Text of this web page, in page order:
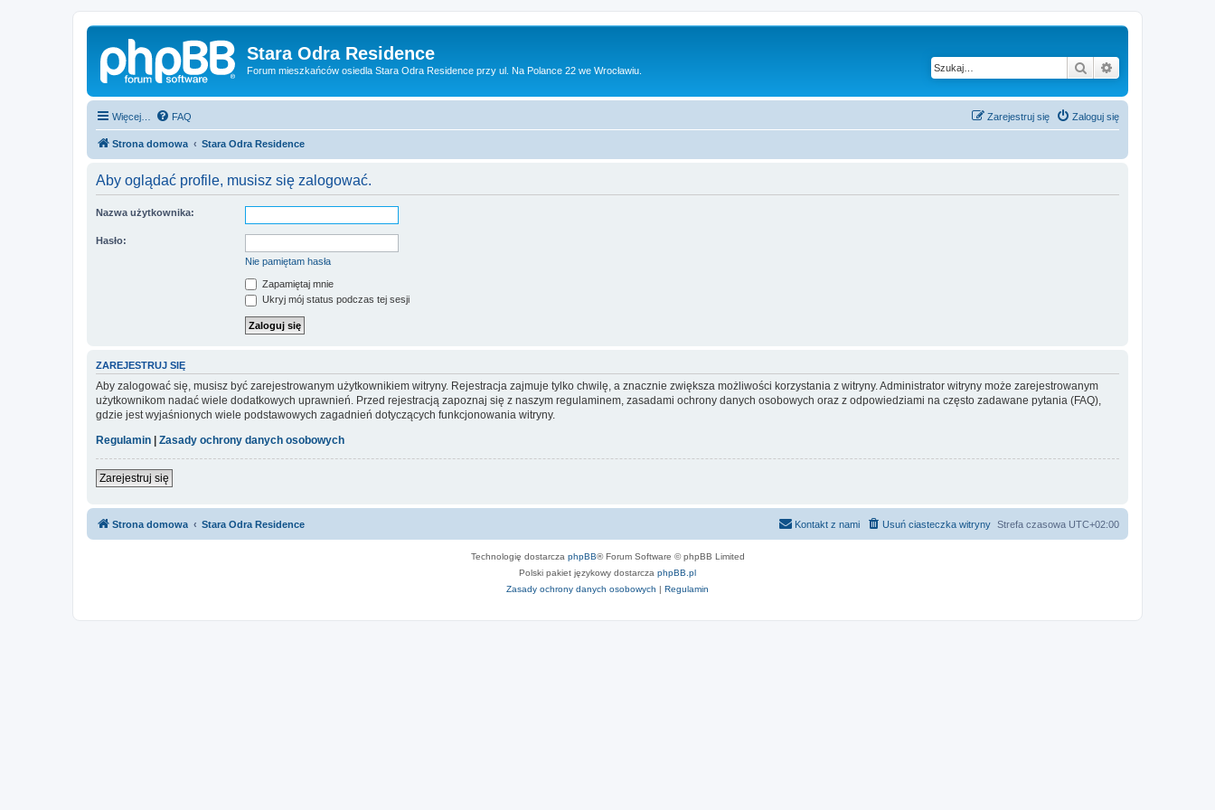
Stara Odra Residence
Forum mieszkańców osiedla Stara Odra Residence przy ul. Na Polance 22 we Wrocławiu. Szukaj
Więcej… FAQ Zaloguj się
Zarejestruj się
Strona domowa Stara Odra Residence
Aby oglądać profile, musisz się zalogować.
Nazwa użytkownika:
Hasło:
Nie pamiętam hasła
Zapamiętaj mnie
Ukryj mój status podczas tej sesji
ZAREJESTRUJ SIĘ
Aby zalogować się, musisz być zarejestrowanym użytkownikiem witryny. Rejestracja zajmuje tylko chwilę, a znacznie zwiększa możliwości korzystania z witryny. Administrator witryny może zarejestrowanym
użytkownikom nadać wiele dodatkowych uprawnień. Przed rejestracją zapoznaj się z naszym regulaminem, zasadami ochrony danych osobowych oraz z odpowiedziami na często zadawane pytania (FAQ),
gdzie jest wyjaśnionych wiele podstawowych zagadnień dotyczących funkcjonowania witryny.
Regulamin
Zasady ochrony danych osobowych
Zarejestruj się
Strona domowa Stara Odra Residence Strefa czasowa UTC+02:00
Usuń ciasteczka witryny
Kontakt z nami
Technologię dostarcza phpBB® Forum Software © phpBB Limited
Polski pakiet językowy dostarcza phpBB.pl
Zasady ochrony danych osobowych | Regulamin